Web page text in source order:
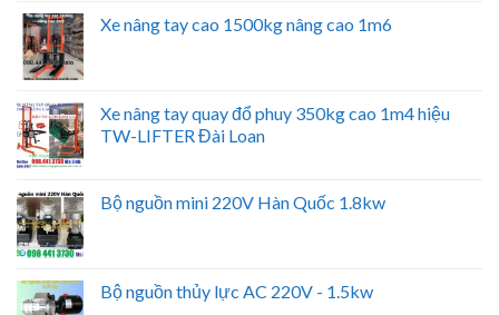
Xe nâng tay cao 1500kg nâng cao 1m6
Xe nâng tay quay đổ phuy 350kg cao 1m4 hiệu
TW-LIFTER Đài Loan
Bộ nguồn mini 220V Hàn Quốc 1.8kw
Bộ nguồn thủy lực AC 220V - 1.5kw